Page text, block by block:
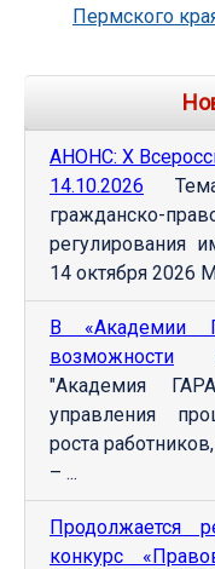
Пермского
АНОНС: Х
14.10.2026
гражданско-
регулирования
14 октября 2026
В «Академии
возможности
"Академия
управления
роста
– ...
Продолжается
конкурс